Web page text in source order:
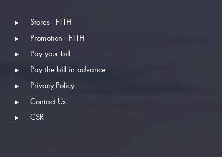
Stores - FTTH
Promotion - FTTH
Pay your bill
Pay the bill in advance
Privacy Policy
Contact Us
CSR